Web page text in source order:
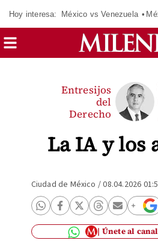
Hoy interesa: México vs Venezuela
La IA y los
Entresijos
del
Derecho
Ciudad de México /08.04.2026
Únete al